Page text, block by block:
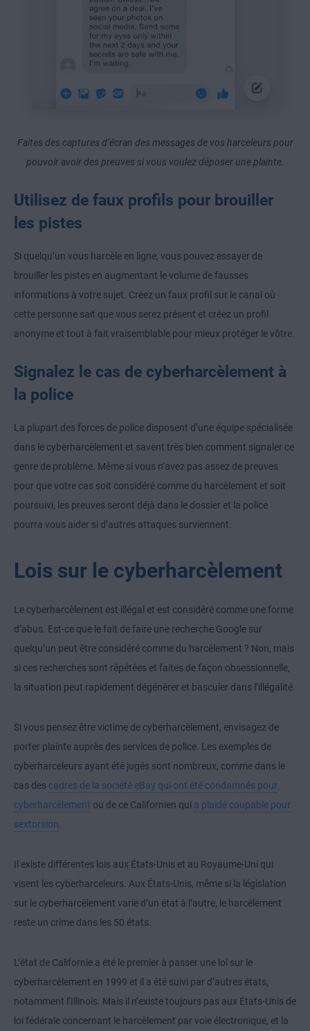
Faites des captures d’écran des messages de vos harceleurs pour
pouvoir avoir des preuves si vous voulez déposer une plainte.
Utilisez de faux profils pour brouiller
les pistes
Si quelqu’un vous harcèle en ligne, vous pouvez essayer de
brouiller les pistes en augmentant le volume de fausses
informations à votre sujet. Créez un faux profil sur le canal où
cette personne sait que vous serez présent et créez un profil
anonyme et tout à fait vraisemblable pour mieux protéger le vôtre.
Signalez le cas de cyberharcèlement à
la police
La plupart des forces de police disposent d’une équipe spécialisée
dans le cyberharcèlement et savent très bien comment signaler ce
genre de problème. Même si vous n’avez pas assez de preuves
pour que votre cas soit considéré comme du harcèlement et soit
poursuivi, les preuves seront déjà dans le dossier et la police
pourra vous aider si d’autres attaques surviennent.
Lois sur le cyberharcèlement
Le cyberharcèlement est illégal et est considéré comme une forme
d’abus. Est-ce que le fait de faire une recherche Google sur
quelqu’un peut être considéré comme du harcèlement ? Non, mais
si ces recherches sont répétées et faites de façon obsessionnelle,
la situation peut rapidement dégénérer et basculer dans l’illégalité.
Si vous pensez être victime de cyberharcèlement, envisagez de
porter plainte auprès des services de police. Les exemples de
cyberharceleurs ayant été jugés sont nombreux, comme dans le
cas des cadres de la société eBay qui ont été condamnés pour
cyberharcèlement ou de ce Californien qui a plaidé coupable pour
sextorsion.
Il existe différentes lois aux États-Unis et au Royaume-Uni qui
visent les cyberharceleurs. Aux États-Unis, même si la législation
sur le cyberharcèlement varie d’un état à l’autre, le harcèlement
reste un crime dans les 50 états.
L’état de Californie a été le premier à passer une loi sur le
cyberharcèlement en 1999 et il a été suivi par d’autres états,
notamment l’Illinois. Mais il n’existe toujours pas aux États-Unis de
loi fédérale concernant le harcèlement par voie électronique, et la